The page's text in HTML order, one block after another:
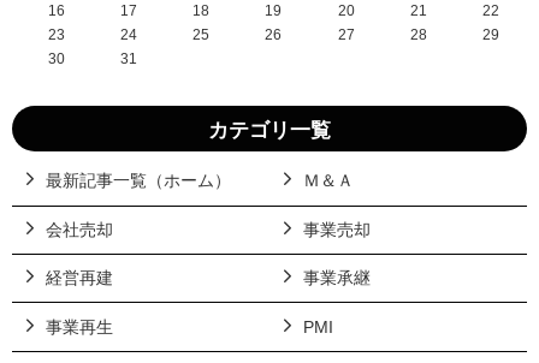
16
17 18 19 20 21
22
23
24 25 26 27 28
29
30
31
カテゴリ一覧
最新記事一覧（ホーム） Ｍ＆Ａ
会社売却 事業売却
経営再建 事業承継
事業再生 PMI